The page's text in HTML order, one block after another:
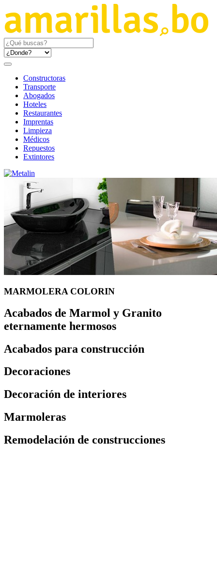
Constructoras
Transporte
Abogados
Hoteles
Restaurantes
Imprentas
Limpieza
Médicos
Repuestos
Extintores
MARMOLERA COLORIN
Acabados de Marmol y Granito
eternamente hermosos
Acabados para construcción
Decoraciones
Decoración de interiores
Marmoleras
Remodelación de construcciones